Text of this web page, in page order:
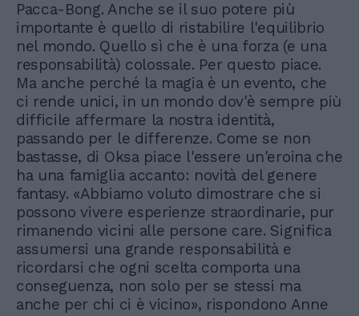
Pacca-Bong. Anche se il suo potere più
importante è quello di ristabilire l'equilibrio
nel mondo. Quello sì che è una forza (e una
responsabilità) colossale. Per questo piace.
Ma anche perché la magia è un evento, che
ci rende unici, in un mondo dov'è sempre più
difficile affermare la nostra identità,
passando per le differenze. Come se non
bastasse, di Oksa piace l'essere un'eroina che
ha una famiglia accanto: novità del genere
fantasy. «Abbiamo voluto dimostrare che si
possono vivere esperienze straordinarie, pur
rimanendo vicini alle persone care. Significa
assumersi una grande responsabilità e
ricordarsi che ogni scelta comporta una
conseguenza, non solo per se stessi ma
anche per chi ci è vicino», rispondono Anne